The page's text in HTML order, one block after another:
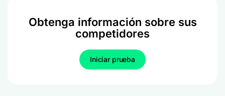
Obtenga información sobre sus
competidores
Iniciar prueba